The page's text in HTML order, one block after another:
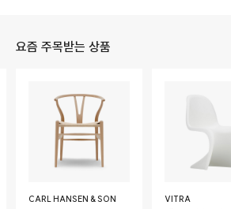
요즘 주목받는 상품
CARL HANSEN & SON VITRA